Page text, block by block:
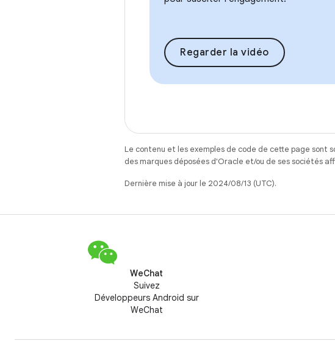
Regarder la vidéo
Le contenu et les exemples de code de cette page sont
des marques déposées d'Oracle et/ou de ses sociétés
Dernière mise à jour le 2024/08/13 (UTC).
WeChat
Suivez
Développeurs Android sur
WeChat